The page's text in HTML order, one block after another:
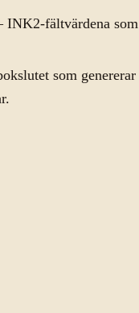
fältvärdena som
som genererar